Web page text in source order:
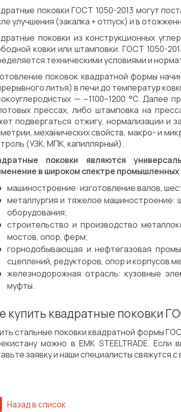
поковки ГОСТ 1050-2013 могут
улучшения (закалка + отпуск) и в
поковки из конструкционных
ковки или штамповки. ГОСТ 1050-
техническими условиями и
поковок квадратной формы
литья) в печи до температур
— ~1100–1200 °C. Далее
прессах, либо штамповка на
подвергаться отжигу, нормализации и
механических свойств, макро- и
(УЗК, МПК, капиллярный).
поковки являются
в широком спектре
машиностроение: изготовление валов,
металлургия и тяжелое машиностроение:
оборудования;
строительство и производство
мостов, опор, ферм;
горнодобывающая и нефтегазовая
сцеплений, редукторов, опор и корпусов
железнодорожная отрасль: кузовные
муфты.
купить квадратные поковки
стальные поковки квадратной формы
можно в EMK STEELTRADE.
заявку и наши специалисты свяжутся с
Назад в список